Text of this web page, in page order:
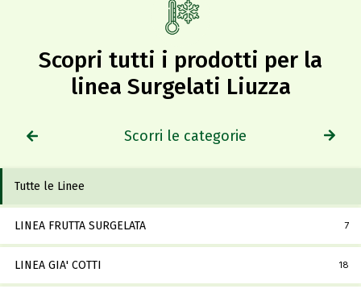
Scopri tutti i prodotti per la
linea Surgelati Liuzza
Scorri le categorie
Tutte le Linee
LINEA FRUTTA SURGELATA 7
LINEA GIA' COTTI 18